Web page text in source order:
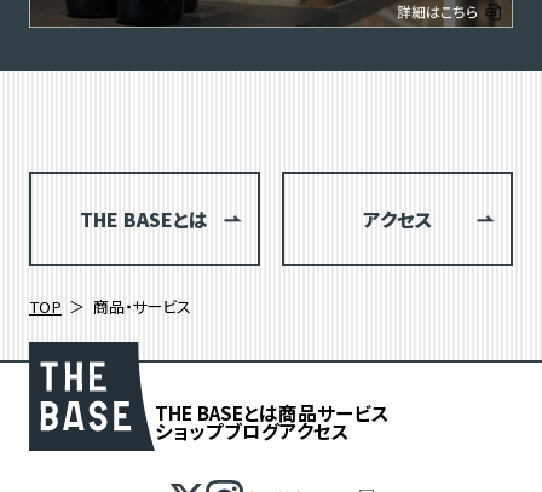
THE BASEとは アクセス
TOP 商品・サービス
THE BASEとは商品サービス
ショップブログアクセス